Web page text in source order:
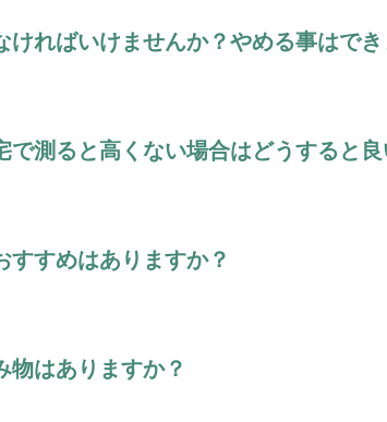
ければいけませんか？やめる事はで
で測ると高くない場合はどうすると
すすめはありますか？
物はありますか？